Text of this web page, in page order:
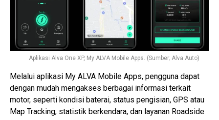
Aplikasi Alva One XP, My ALVA Mobile Apps. (Sumber; Alva Auto)
Melalui aplikasi My ALVA Mobile Apps, pengguna dapat
dengan mudah mengakses berbagai informasi terkait
motor, seperti kondisi baterai, status pengisian, GPS atau
Map Tracking, statistik berkendara, dan layanan Roadside